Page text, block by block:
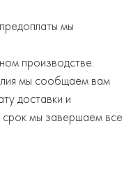
мы
производстве.
мы сообщаем вам
доставки и
срок мы завершаем все